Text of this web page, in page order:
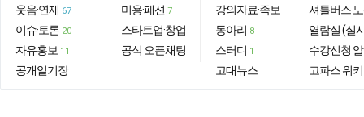
웃음·연재 67
이슈·토론 20
자유홍보 11
공개일기장
미용·패션 7
스타트업·창업
공식 오픈채팅
강의자료·족보
동아리 8
스터디 1
고대뉴스
셔틀버스
열람실 (실
수강신청
고파스 위키